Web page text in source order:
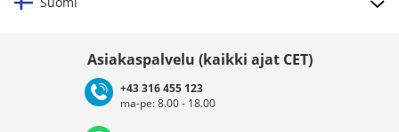
Deutschland Österreich
Asiakaspalvelu (kaikki ajat CET)
+43 316 455 123
ma-pe: 8.00 - 18.00